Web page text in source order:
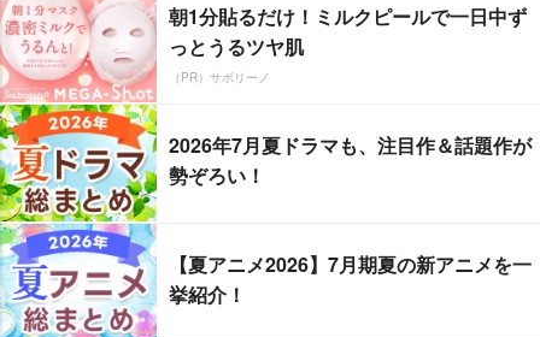
朝1分貼るだけ！ミルクピールで一日中ず
っとうるツヤ肌
（PR）サボリーノ
2026年7月夏ドラマも、注目作＆話題作が
勢ぞろい！
【夏アニメ2026】7月期夏の新アニメを一
挙紹介！